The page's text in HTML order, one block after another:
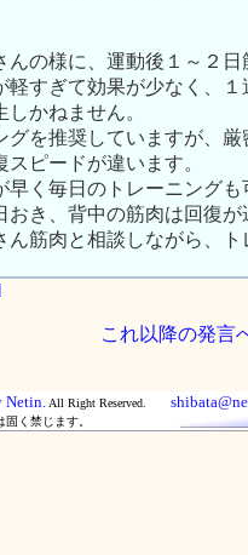
んの様に、運動後１～２
軽すぎて効果が少なく、
かねません。
グを推奨していますが、
ピードが違います。
早く毎日のトレーニング
おき、背中の筋肉は回復
ん筋肉と相談しながら、
これ以降の発言
Netin. All Right Reserved.
く禁じます。